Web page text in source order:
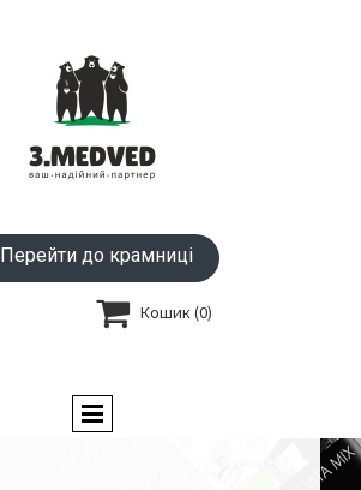
Перейти до крамниці
 Кошик(0)